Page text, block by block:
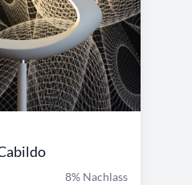
8% Nachlass